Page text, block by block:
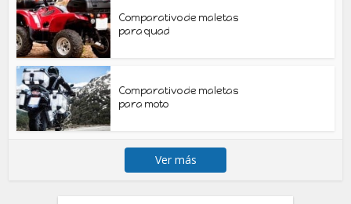
Comparativo de maletas
para quad
Comparativo de maletas
para moto
Ver más